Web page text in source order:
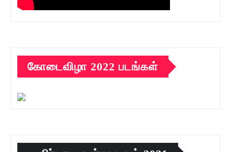
கோடைவிழா 2022 படங்கள்